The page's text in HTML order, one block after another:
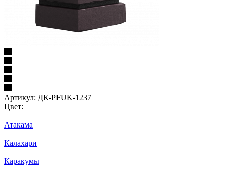
Артикул: ДК-PFUK-1237
Цвет:
Атакама
Калахари
Каракумы